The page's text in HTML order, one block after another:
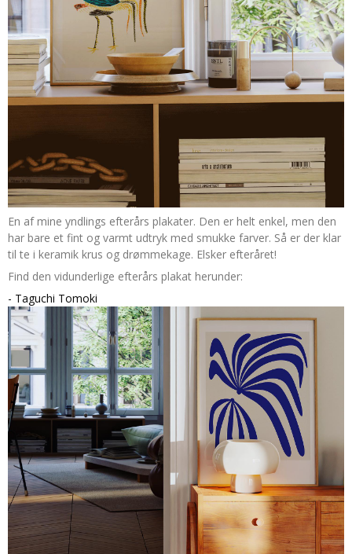
En af mine yndlings efterårs plakater. Den er helt enkel, men den
har bare et fint og varmt udtryk med smukke farver. Så er der klar
til te i keramik krus og drømmekage. Elsker efteråret!
Find den vidunderlige efterårs plakat herunder:
- Taguchi Tomoki